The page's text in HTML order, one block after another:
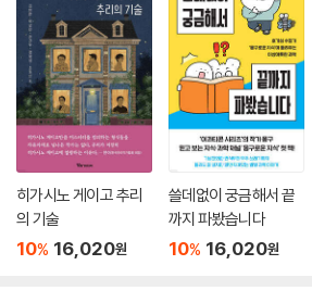
한 세기도 전에 니체는 신의 죽음을 선언했지만,
거운 문제로 남아 있다. 19세기 이후 시대 사조
있는 무신론은 역설적으로 인간이 결코 신을 떨
하는 것만 같다. 신은 오늘날 우리에게 어떤 의
본주의가 광범위하게 자리 잡은 이 시대에도 삶
넘어서게 만드는 가치로 역할할 수 있을까? 시
해 종교가 나아가야 할 길은 어디인가?
인격신 개념은 도덕적, 지적, 과학적, 영적인 모
더 받아들일 수 없는 것처럼 보인다. …… 서구에
히가시노 게이고 추리
의 기술
10% 16,020원
쓸데없이 궁금해서 끝
까지 파봤습니다
10% 16,020원